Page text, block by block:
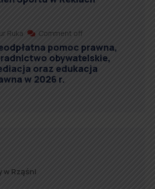
Ruka Comment off
pomoc prawna,
obywatelskie,
oraz edukacja
w 2026 r.
w Rząśni